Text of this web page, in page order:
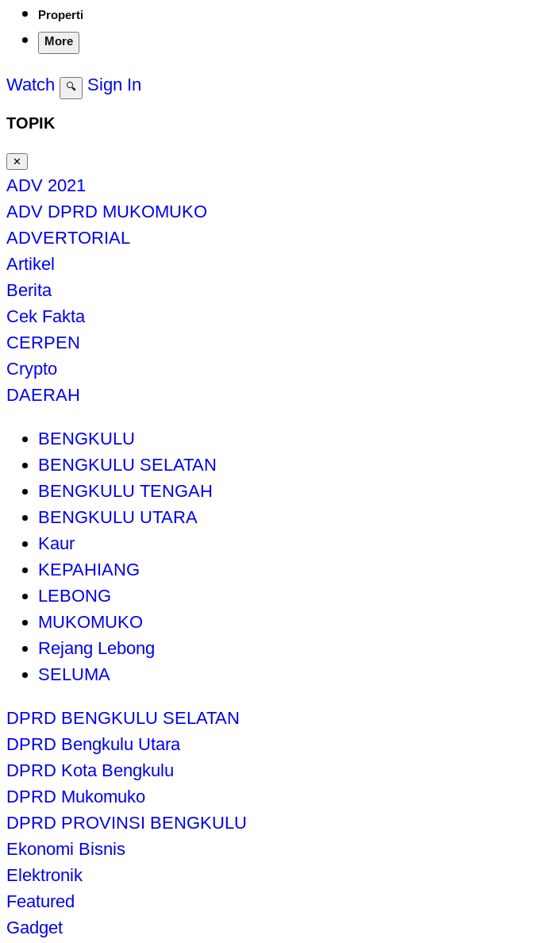
Properti
More
Watch 🔍 Sign In
TOPIK
✕
ADV 2021
ADV DPRD MUKOMUKO
ADVERTORIAL
Artikel
Berita
Cek Fakta
CERPEN
Crypto
DAERAH
BENGKULU
BENGKULU SELATAN
BENGKULU TENGAH
BENGKULU UTARA
Kaur
KEPAHIANG
LEBONG
MUKOMUKO
Rejang Lebong
SELUMA
DPRD BENGKULU SELATAN
DPRD Bengkulu Utara
DPRD Kota Bengkulu
DPRD Mukomuko
DPRD PROVINSI BENGKULU
Ekonomi Bisnis
Elektronik
Featured
Gadget